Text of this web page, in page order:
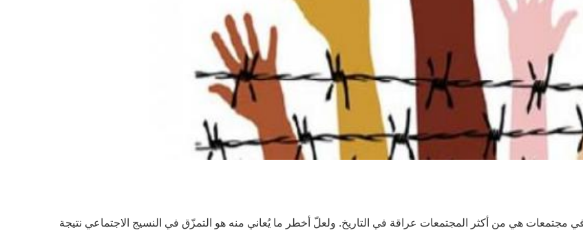
مجتمعات هي من أكثر المجتمعات عراقة في التاريخ. ولعلّ أخطر ما يُعاني منه هو التمزّق في النسيج الاجتماعي نتيجة